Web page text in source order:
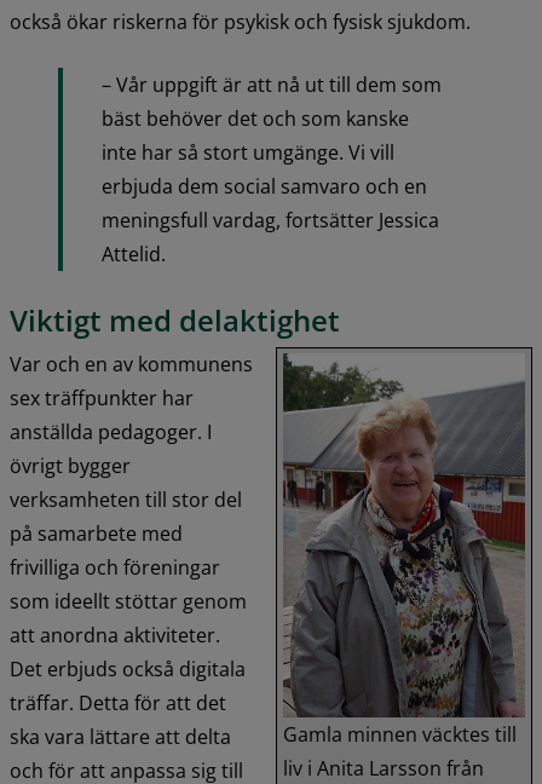
också ökar riskerna för psykisk och fysisk sjukdom.
– Vår uppgift är att nå ut till dem som
bäst behöver det och som kanske
inte har så stort umgänge. Vi vill
erbjuda dem social samvaro och en
meningsfull vardag, fortsätter Jessica
Attelid.
Viktigt med delaktighet
Gamla minnen väcktes till
liv i Anita Larsson från
Var och en av kommunens
sex träffpunkter har
anställda pedagoger. I
övrigt bygger
verksamheten till stor del
på samarbete med
frivilliga och föreningar
som ideellt stöttar genom
att anordna aktiviteter.
Det erbjuds också digitala
träffar. Detta för att det
ska vara lättare att delta
och för att anpassa sig till